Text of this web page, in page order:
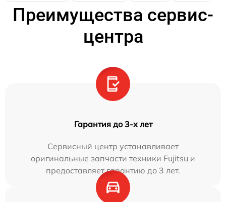
Преимущества сервис-
центра
Гарантия до 3-х лет
Сервисный центр устанавливает
оригинальные запчасти техники Fujitsu и
предоставляет гарантию до 3 лет.